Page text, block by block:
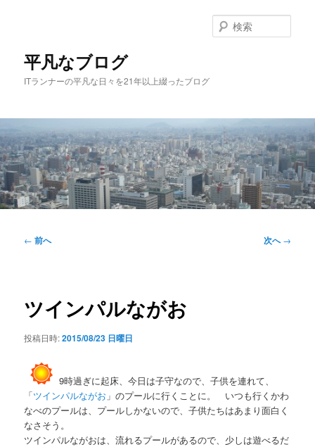
移
動
平凡なブログ
ITランナーの平凡な日々を21年以上綴ったブログ
索
投
ー
ョ
← 前へ 次へ→
ツインパルながお
投稿日時:2015/08/23 日曜日
9時過ぎに起床、今日は子守なので、子供を連れて、
「ツインパルながお 」のプールに行くことに。 いつも行くかわ
なべのプールは、プールしかないので、子供たちはあまり面白く
なさそう。
ツインパルながおは、流れるプールがあるので、少しは遊べるだ